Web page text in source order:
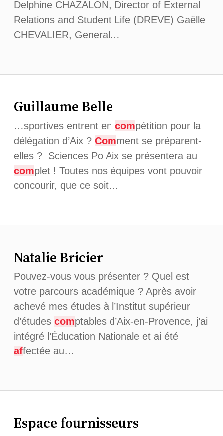
Delphine CHAZALON, Director of External
Relations and Student Life (DREVE) Gaëlle
CHEVALIER, General…
Guillaume Belle
…sportives entrent en compétition pour la
délégation d’Aix ? Comment se préparent-
elles ? Sciences Po Aix se présentera au
complet ! Toutes nos équipes vont pouvoir
concourir, que ce soit…
Natalie Bricier
Pouvez-vous vous présenter ? Quel est
votre parcours académique ? Après avoir
achevé mes études à l’Institut supérieur
d’études comptables d’Aix-en-Provence, j’ai
intégré l’Éducation Nationale et ai été
affectée au…
Espace fournisseurs